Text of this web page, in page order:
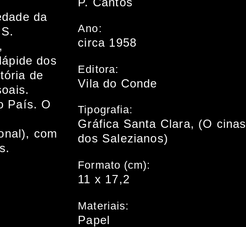
da
dos
de
País. O
com
Ano:
circa 1958
Editora:
Vila do Conde
Tipografia:
Gráfica Santa Clara, (O cinas
dos Salezianos)
Formato (cm):
11 x 17,2
Materiais:
Papel